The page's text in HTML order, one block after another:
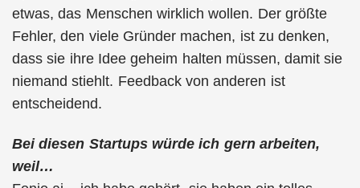
etwas, das Menschen wirklich wollen. Der größte
Fehler, den viele Gründer machen, ist zu denken,
dass sie ihre Idee geheim halten müssen, damit sie
niemand stiehlt. Feedback von anderen ist
entscheidend.
Bei diesen Startups würde ich gern arbeiten,
weil…